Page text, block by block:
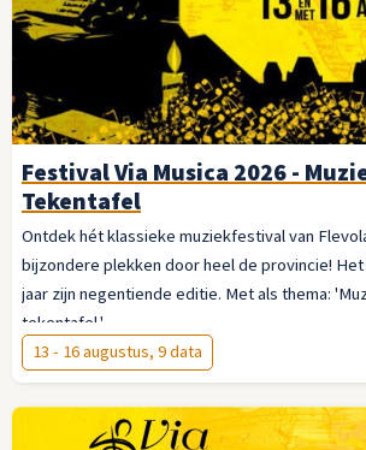
Festival Via Musica 2026 -
Tekentafel
Ontdek hét klassieke muziekfestival van
bijzondere plekken door heel de provincie!
jaar zijn negentiende editie. Met als thema:
tekentafel.'
13 - 16 augustus, 9 data